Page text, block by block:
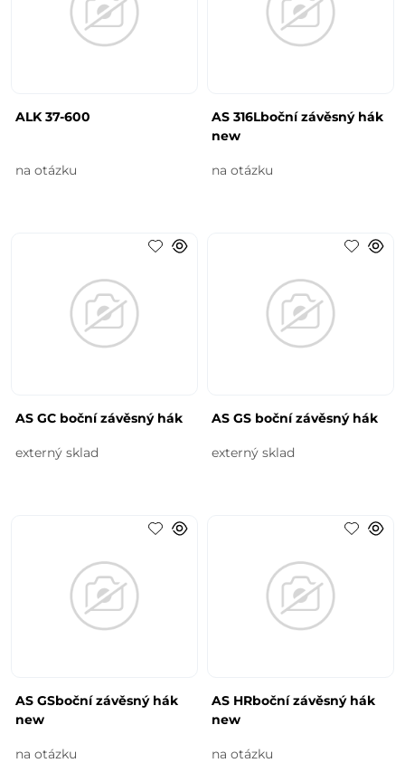
ALK 37-600
na otázku
AS 316Lboční závěsný hák
new
na otázku
AS GC boční závěsný hák
externý sklad
AS GS boční závěsný hák
externý sklad
AS GSboční závěsný hák
new
na otázku
AS HRboční závěsný hák
new
na otázku